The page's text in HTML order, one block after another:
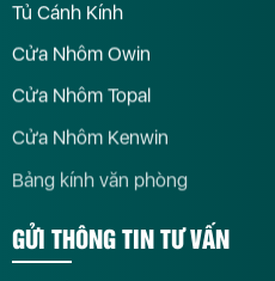
Tủ Cánh Kính
Cửa Nhôm Owin
Cửa Nhôm Topal
Cửa Nhôm Kenwin
Bảng kính văn phòng
GỬI THÔNG TIN TƯ VẤN